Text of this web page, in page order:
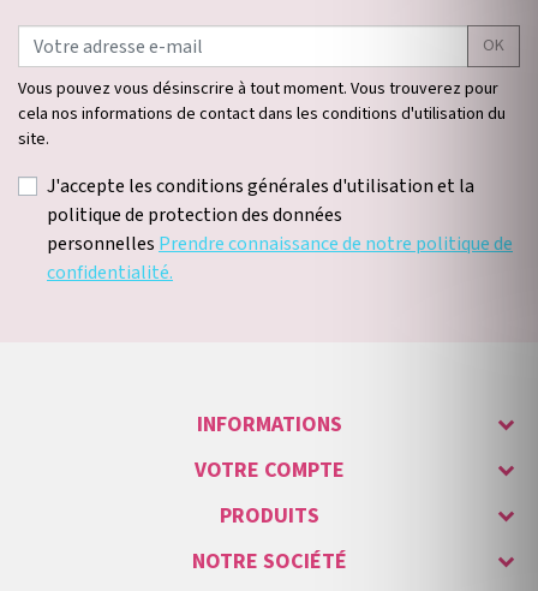
OK
Vous pouvez vous désinscrire à tout moment. Vous trouverez pour
cela nos informations de contact dans les conditions d'utilisation du
site.
J'accepte les conditions générales d'utilisation et la
politique de protection des données
personnelles Prendre connaissance de notre politique de
confidentialité.
INFORMATIONS
VOTRE COMPTE
PRODUITS
NOTRE SOCIÉTÉ